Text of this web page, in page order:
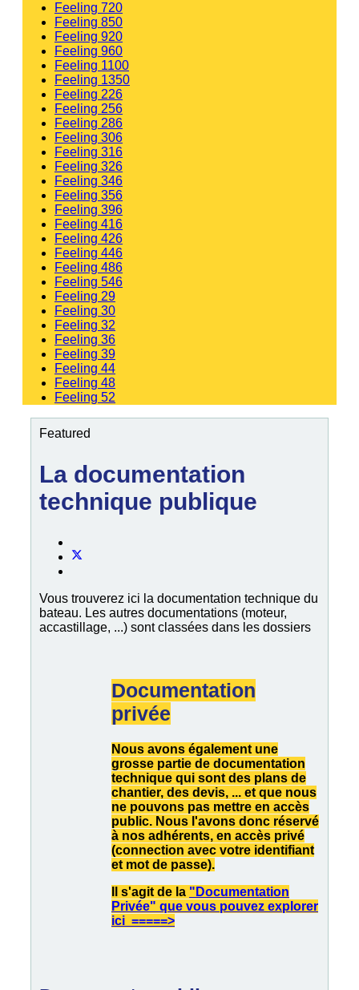
Feeling 720
Feeling 850
Feeling 920
Feeling 960
Feeling 1100
Feeling 1350
Feeling 226
Feeling 256
Feeling 286
Feeling 306
Feeling 316
Feeling 326
Feeling 346
Feeling 356
Feeling 396
Feeling 416
Feeling 426
Feeling 446
Feeling 486
Feeling 546
Feeling 29
Feeling 30
Feeling 32
Feeling 36
Feeling 39
Feeling 44
Feeling 48
Feeling 52
Featured
La documentation
technique publique
Vous trouverez ici la documentation technique du
bateau. Les autres documentations (moteur,
accastillage, ...) sont classées dans les dossiers
Documentation
privée
Nous avons également une
grosse partie de documentation
technique qui sont des plans de
chantier, des devis, ... et que nous
ne pouvons pas mettre en accès
public. Nous l'avons donc réservé
à nos adhérents, en accès privé
(connection avec votre identifiant
et mot de passe).
Il s'agit de la "Documentation
Privée" que vous pouvez explorer
ici =====>